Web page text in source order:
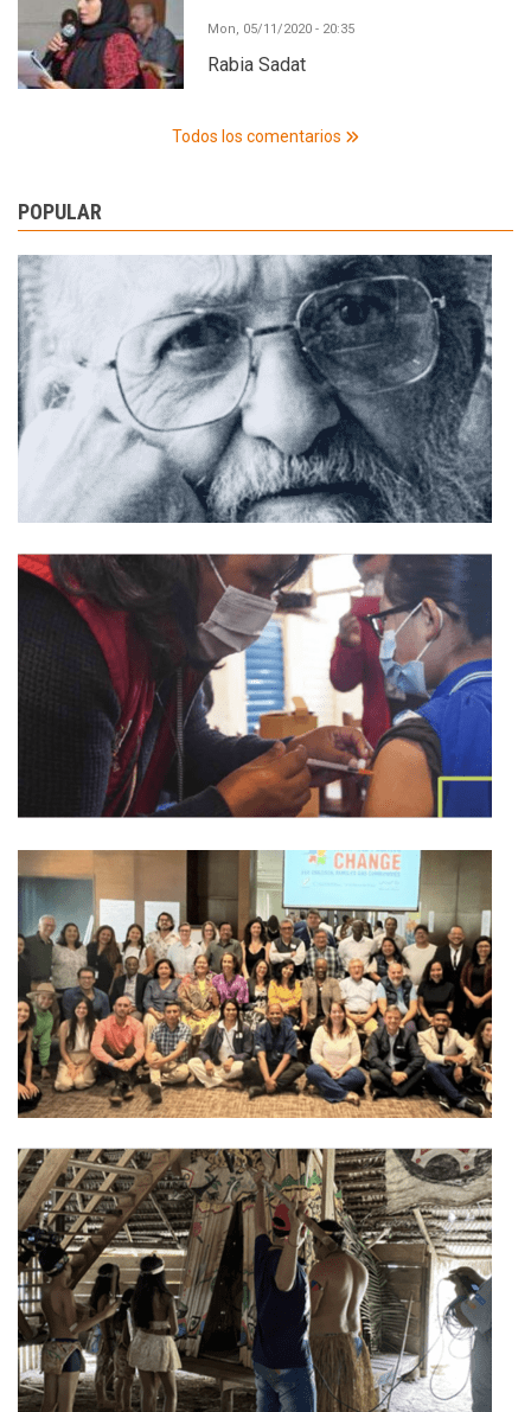
Mon, 05/11/2020 - 20:35
Rabia Sadat
Todos los comentarios
POPULAR